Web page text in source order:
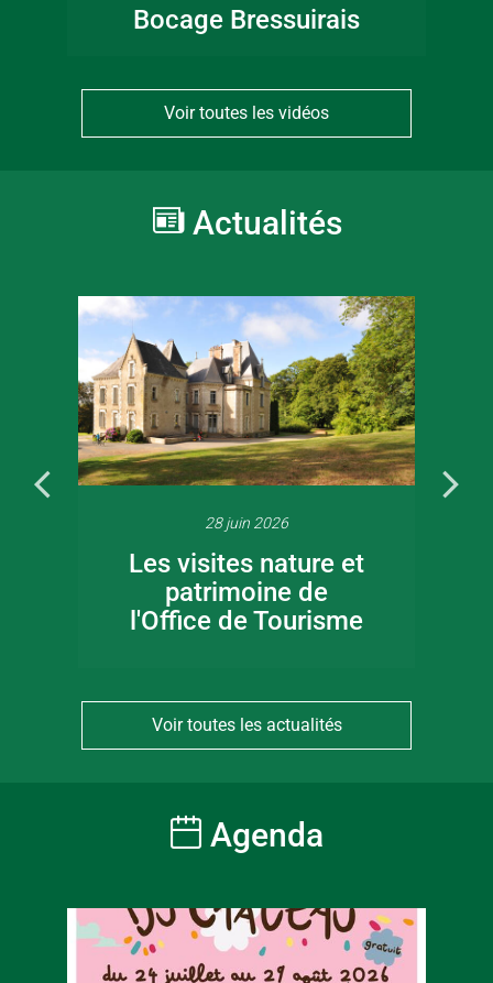
Bocage Bressuirais
Voir toutes les vidéos
Actualités
28 juin 2026
Les visites nature et
patrimoine de
l'Office de Tourisme
Voir toutes les actualités
Agenda